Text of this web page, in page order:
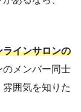
インサロンの
のメンバー同士
囲気を知りた